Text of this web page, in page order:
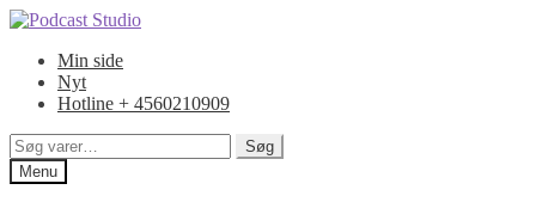
Spring
navigation
Spring
indholdMin side
Nyt
Hotline + 4560210909
Søg
efter:
Søg
Menu